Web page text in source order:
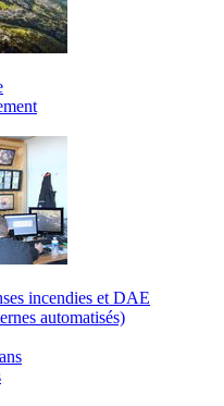
incendies et DAE
automatisés)